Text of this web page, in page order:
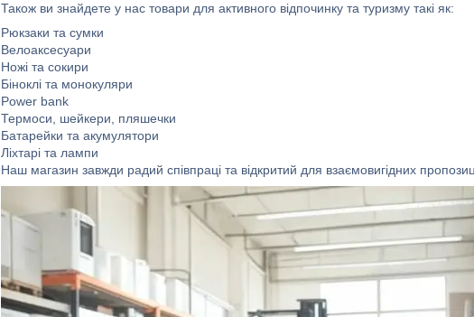
Також ви знайдете у нас товари для активного відпочинку та туризму такі як:
Рюкзаки та сумки
Велоаксесуари
Ножі та сокири
Біноклі та монокуляри
Power bank
Термоси, шейкери, пляшечки
Батарейки та акумулятори
Ліхтарі та лампи
Наш магазин завжди радий співпраці та відкритий для взаємовигідних